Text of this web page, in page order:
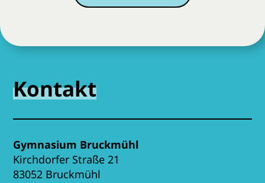
Kontakt
Gymnasium Bruckmühl
Kirchdorfer Straße 21
83052 Bruckmühl